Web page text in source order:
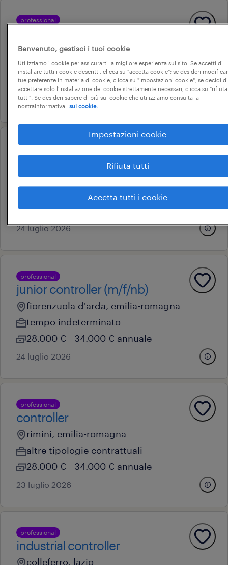
professional
castellalto, abruzzo
tempo determinato
22.000 € - 28.000 € annuale
27 luglio 2026
controller (“m/f/nb”)
rodengo saiano, lombardia
tempo determinato
34.000 € - 40.000 € annuale
24 luglio 2026
professional
junior controller (m/f/nb)
fiorenzuola d'arda, emilia-romagna
tempo indeterminato
28.000 € - 34.000 € annuale
24 luglio 2026
professional
controller
rimini, emilia-romagna
altre tipologie contrattuali
28.000 € - 34.000 € annuale
23 luglio 2026
professional
industrial controller
colleferro, lazio
Benvenuto, gestisci i tuoi cookie
Utilizziamo i cookie per assicurarti la migliore esperienza sul sito. Se accetti di
installare tutti i cookie descritti, clicca su "accetta cookie"; se desideri
tue preferenze in materia di cookie, clicca su "impostazioni cookie"; se decidi di
accettare solo l'installazione dei cookie strettamente necessari, clicca su "rifiuta
tutti". Se desideri sapere di più sui cookie che utilizziamo consulta la
nostraInformativa
sui cookie.
Impostazioni cookie
Rifiuta tutti
Accetta tutti i cookie